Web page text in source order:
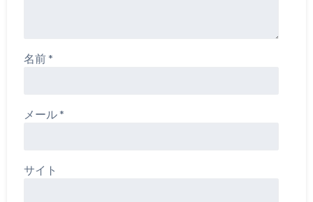
名前*
メール*
サイト